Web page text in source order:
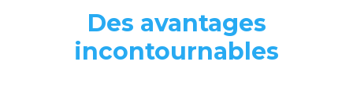
Dеs avantagеs
incontournablеs